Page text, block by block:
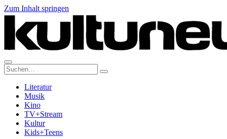
Zum Inhalt springen
Suche:
Literatur
Musik
Kino
TV+Stream
Kultur
Kids+Teens